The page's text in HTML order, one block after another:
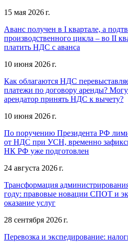
15 мая 2026 г.
Аванс получен в I квартале, а
производственного цикла – во II
платить НДС с аванса
10 июня 2026 г.
Как облагаются НДС
платежи по договору аренды?
арендатор принять НДС к вычету?
10 июня 2026 г.
По поручению Президента РФ
от НДС при УСН, временно
НК РФ уже подготовлен
24 августа 2026 г.
Трансформация
году: правовые новации СПОТ и
оказание услуг
28 сентября 2026 г.
Перевозка и экспедирование: